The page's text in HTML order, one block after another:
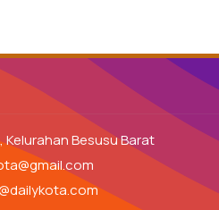
Kelurahan Besusu Barat